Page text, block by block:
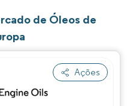
de Óleos de
Ações